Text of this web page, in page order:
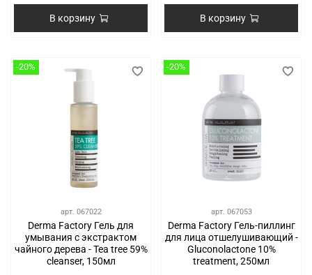
В корзину В корзину
-20%
арт. 067022
Derma Factory Гель для
умывания с экстрактом
чайного дерева - Tea tree 59%
cleanser, 150мл
-20%
арт. 067053
Derma Factory Гель-пиллинг
для лица отшелушивающий -
Gluconolactone 10%
treatment, 250мл